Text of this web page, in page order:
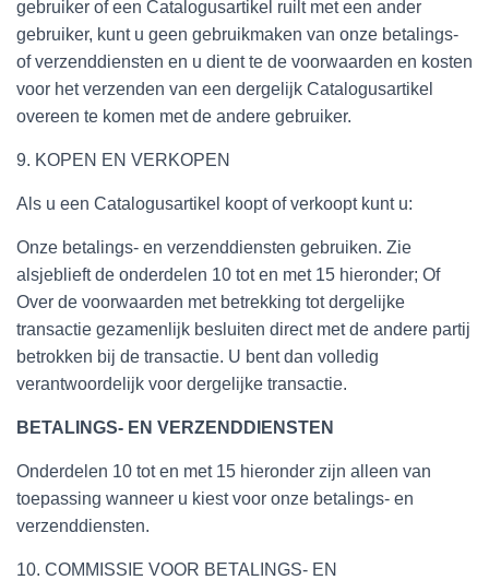
gebruiker of een Catalogusartikel ruilt met een ander
gebruiker, kunt u geen gebruikmaken van onze betalings-
of verzenddiensten en u dient te de voorwaarden en kosten
voor het verzenden van een dergelijk Catalogusartikel
overeen te komen met de andere gebruiker.
9. KOPEN EN VERKOPEN
Als u een Catalogusartikel koopt of verkoopt kunt u:
Onze betalings- en verzenddiensten gebruiken. Zie
alsjeblieft de onderdelen 10 tot en met 15 hieronder; Of
Over de voorwaarden met betrekking tot dergelijke
transactie gezamenlijk besluiten direct met de andere partij
betrokken bij de transactie. U bent dan volledig
verantwoordelijk voor dergelijke transactie.
BETALINGS- EN VERZENDDIENSTEN
Onderdelen 10 tot en met 15 hieronder zijn alleen van
toepassing wanneer u kiest voor onze betalings- en
verzenddiensten.
10. COMMISSIE VOOR BETALINGS- EN